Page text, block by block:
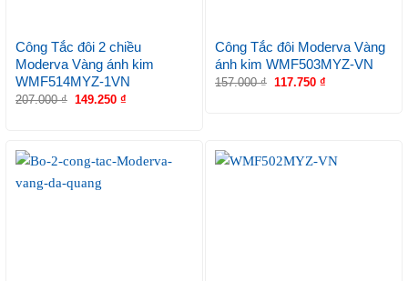
Công Tắc đôi 2 chiều
Moderva Vàng ánh kim
WMF514MYZ-1VN
207.000₫ 149.250 ₫
Công Tắc đôi Moderva Vàng
ánh kim WMF503MYZ-VN
157.000₫ 117.750 ₫